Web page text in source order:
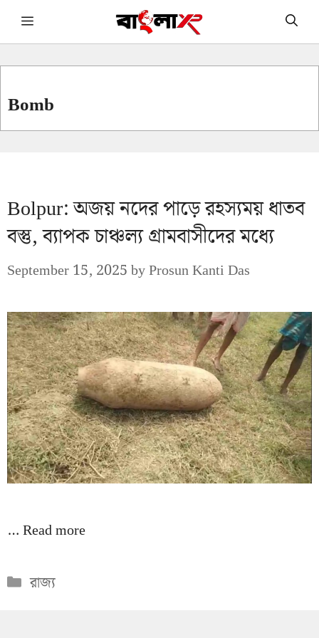
Skip Menu
Bomb
Bolpur: অজয় নদের পাড়ে রহস্যময় ধাতব
বস্তু, ব্যাপক চাঞ্চল্য গ্রামবাসীদের মধ্যে
September 15, 2025byProsun Kanti Das
…Read more
Categories
রাজ্য